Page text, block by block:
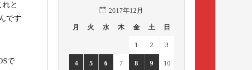
と
です
で
2017年12月
月 火 水 木 金 土 日
1 2 3
4 5 6 7 8 9 10